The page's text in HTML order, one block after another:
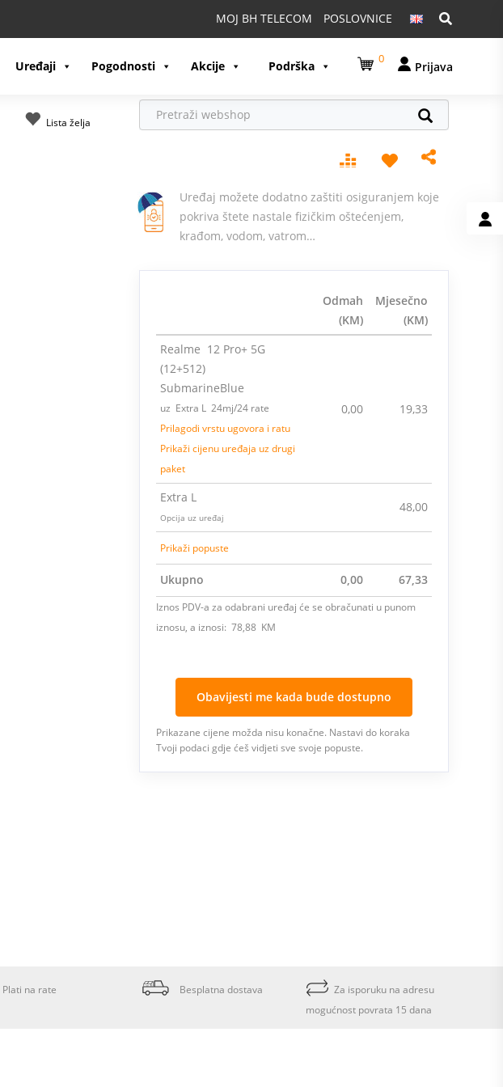
Pretraga:
MOJ BH TELECOM POSLOVNICE
Uređaji Pogodnosti Akcije Podrška 0
Prijava
Lista želja
Uređaj možete dodatno zaštiti osiguranjem koje
pokriva štete nastale fizičkim oštećenjem,
krađom, vodom, vatrom…
Odmah
(KM)
Mjesečno
(KM)
Realme 12 Pro+ 5G
(12+512)
SubmarineBlue
uz Extra L 24mj/24 rate
Prilagodi vrstu ugovora i ratu
Prikaži cijenu uređaja uz drugi
paket
0,00 19,33
Extra L
Opcija uz uređaj
48,00
Prikaži popuste
Ukupno 0,00 67,33
Iznos PDV-a za odabrani uređaj će se obračunati u punom
iznosu, a iznosi: 78,88 KM
Obavijesti me kada bude dostupno
Prikazane cijene možda nisu konačne. Nastavi do koraka
Tvoji podaci gdje ćeš vidjeti sve svoje popuste.
Plati na rate Besplatna dostava
Za isporuku na adresu
mogućnost povrata 15 dana